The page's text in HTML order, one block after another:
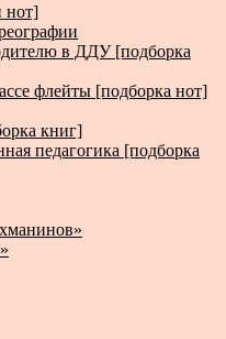
нот]
в ДДУ [подборка
флейты [подборка нот]
книг]
педагогика [подборка